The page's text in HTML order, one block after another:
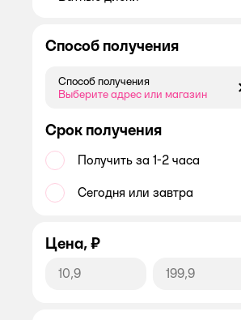
Способ получения
Способ получения
Выберите адрес или магазин
Способ получения
Срок получения
Получить за 1-2 часа
Сегодня или завтра
Цена, ₽